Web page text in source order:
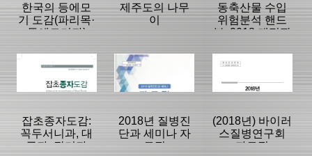
2019/02/25
2019/02/11
2019/01/24
한국의 등에모
기 도감(파리목·
등에모기과)
분류명 : 단행본
|
제주도의 나무
이
분류명 : 단행본
|
동축산물 수입
위험분석 핸드
북: 2018 개정판
분류명 : 단행본
|
잡초종자도감:
꼭두서니과, 대
극과, 장미과
2018년 질병진
단과 세미나 자
료집
(2018년) 바이러
스질병연구회
자료집